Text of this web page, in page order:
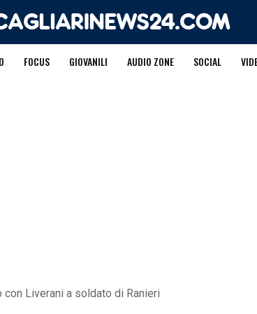
FOCUS GIOVANILI AUDIO ZONE SOCIAL
con Liverani a soldato di Ranieri